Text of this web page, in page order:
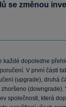
se změnou
každé dopoledne
V první části
(upgrade), druhá
společnosti, která